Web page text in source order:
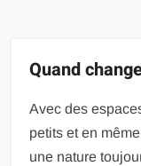
Quand
Avec des
petits et en
une nature